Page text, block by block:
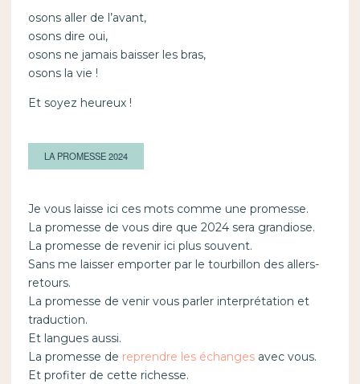
osons aller de l’avant,
osons dire oui,
osons ne jamais baisser les bras,
osons la vie !
Et soyez heureux !
LA PROMESSE 2024
Je vous laisse ici ces mots comme une promesse.
La promesse de vous dire que 2024 sera grandiose.
La promesse de revenir ici plus souvent.
Sans me laisser emporter par le tourbillon des allers-
retours.
La promesse de venir vous parler interprétation et
traduction.
Et langues aussi.
La promesse de reprendre les échangesavec vous.
Et profiter de cette richesse.